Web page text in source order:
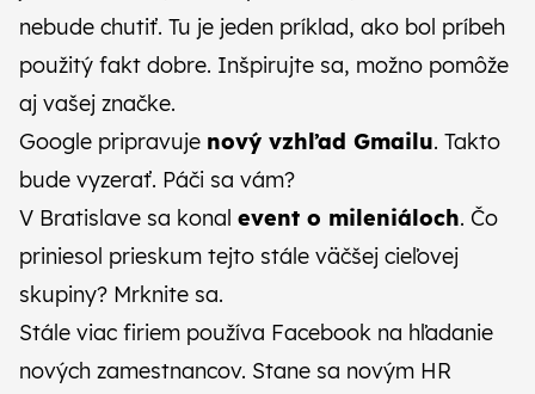
nebude chutiť. Tu je jeden príklad, ako bol príbeh
použitý fakt dobre. Inšpirujte sa, možno pomôže
aj vašej značke.
Google pripravuje nový vzhľad Gmailu. Takto
bude vyzerať. Páči sa vám?
V Bratislave sa konal event o mileniáloch. Čo
priniesol prieskum tejto stále väčšej cieľovej
skupiny? Mrknite sa.
Stále viac firiem používa Facebook na hľadanie
nových zamestnancov. Stane sa novým HR